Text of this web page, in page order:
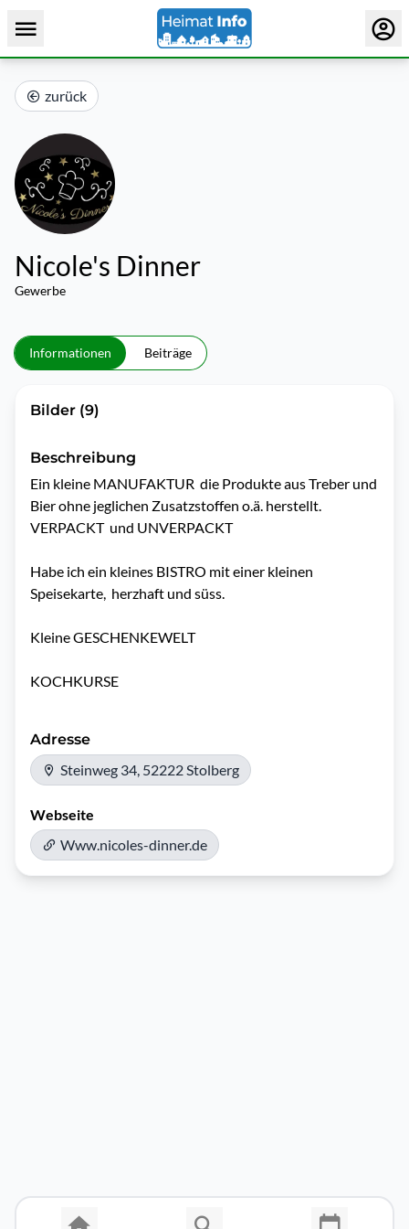
zurück
Nicole's Dinner
Gewerbe
Informationen Beiträge
Bilder (9)
Beschreibung
Ein kleine MANUFAKTUR  die Produkte aus Treber und
Bier ohne jeglichen Zusatzstoffen o.ä. herstellt.
VERPACKT  und UNVERPACKT
Habe ich ein kleines BISTRO mit einer kleinen
Speisekarte,  herzhaft und süss.
Kleine GESCHENKEWELT
Adresse
Steinweg 34, 52222 Stolberg
Webseite
Www.nicoles-dinner.de